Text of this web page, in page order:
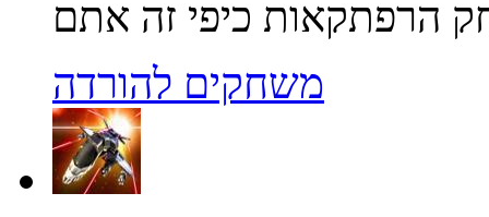
משחקים להורדה